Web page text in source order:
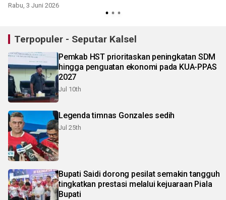
Rabu, 3 Juni 2026
Terpopuler - Seputar Kalsel
Pemkab HST prioritaskan peningkatan SDM
hingga penguatan ekonomi pada KUA-PPAS
2027
Jul 10th
Legenda timnas Gonzales sedih
Jul 25th
Bupati Saidi dorong pesilat semakin tangguh
tingkatkan prestasi melalui kejuaraan Piala
Bupati